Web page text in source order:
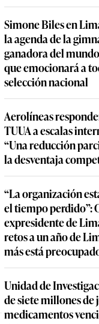
Simone Biles en
la agenda de la
ganadora del
que emocionará a
selección nacional
Aerolíneas
TUUA a escalas
“Una reducción
la desventaja
“La organización
el tiempo perdido”:
expresidente de
retos a un año de
más está
Unidad de
de siete millones de
medicamentos